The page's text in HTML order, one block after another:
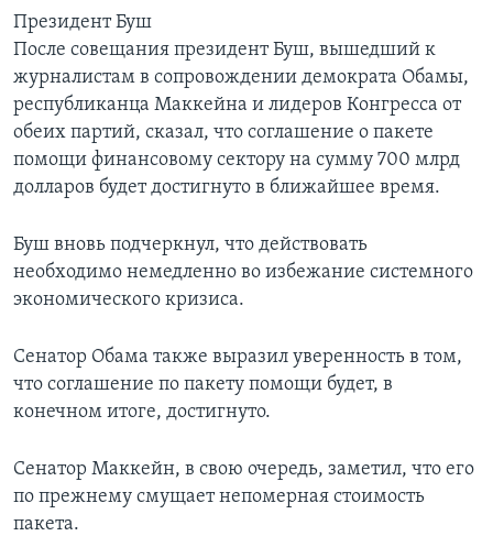
НЬЮ-ЙОРК NEW YORK
ТЕСТЫ
ВИДЕО
ПОДПИСКА НА НОВОСТИ
Learning English
СОЦИАЛЬНЫЕ СЕТИ
Президент Буш
После совещания президент Буш, вышедший к
журналистам в сопровождении демократа Обамы,
республиканца Маккейна и лидеров Конгресса от
обеих партий, сказал, что соглашение о пакете
помощи финансовому сектору на сумму 700 млрд
долларов будет достигнуто в ближайшее время.
Буш вновь подчеркнул, что действовать
необходимо немедленно во избежание системного
экономического кризиса.
Сенатор Обама также выразил уверенность в том,
что соглашение по пакету помощи будет, в
конечном итоге, достигнуто.
Сенатор Маккейн, в свою очередь, заметил, что его
по прежнему смущает непомерная стоимость
пакета.